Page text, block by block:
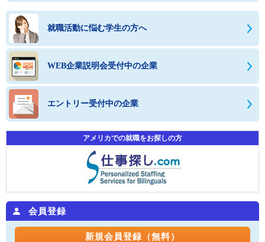
就職活動に悩む学生の方へ
WEB企業説明会受付中の企業
エントリー受付中の企業
アメリカでの就職をお探しの方
会員登録
新規会員登録（無料）